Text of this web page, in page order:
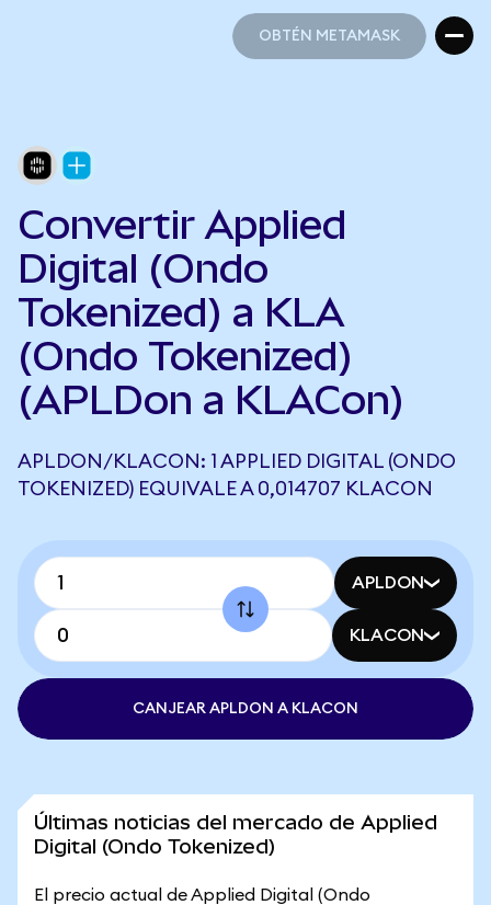
OBTÉN METAMASK
Convertir Applied
Digital (Ondo
Tokenized) a KLA
(Ondo Tokenized)
(APLDon a KLACon)
APLDON/KLACON: 1 APPLIED DIGITAL (ONDO
TOKENIZED) EQUIVALE A 0,014707 KLACON
APLDON
KLACON
CANJEAR APLDON A KLACON
Últimas noticias del mercado de Applied
Digital (Ondo Tokenized)
El precio actual de Applied Digital (Ondo